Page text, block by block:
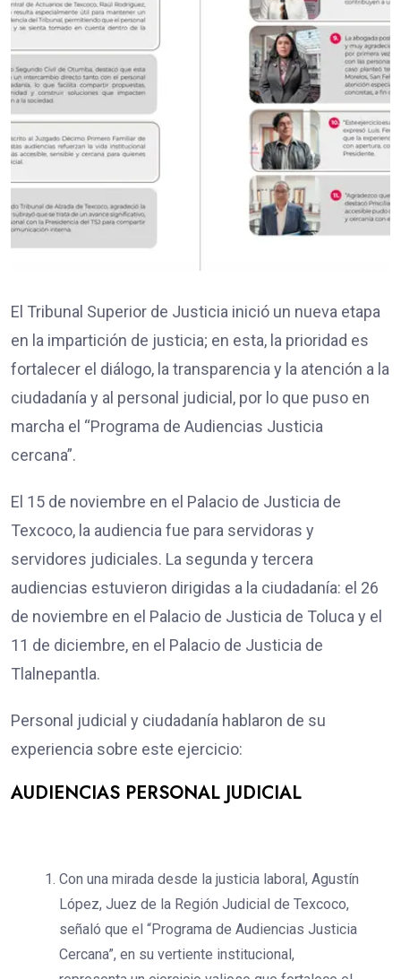
El Tribunal Superior de Justicia inició un nueva etapa
en la impartición de justicia; en esta, la prioridad es
fortalecer el diálogo, la transparencia y la atención a la
ciudadanía y al personal judicial, por lo que puso en
marcha el “Programa de Audiencias Justicia
cercana”.
El 15 de noviembre en el Palacio de Justicia de
Texcoco, la audiencia fue para servidoras y
servidores judiciales. La segunda y tercera
audiencias estuvieron dirigidas a la ciudadanía: el 26
de noviembre en el Palacio de Justicia de Toluca y el
11 de diciembre, en el Palacio de Justicia de
Tlalnepantla.
Personal judicial y ciudadanía hablaron de su
experiencia sobre este ejercicio:
AUDIENCIAS PERSONAL JUDICIAL
Con una mirada desde la justicia laboral, Agustín
López, Juez de la Región Judicial de Texcoco,
señaló que el “Programa de Audiencias Justicia
Cercana”, en su vertiente institucional,